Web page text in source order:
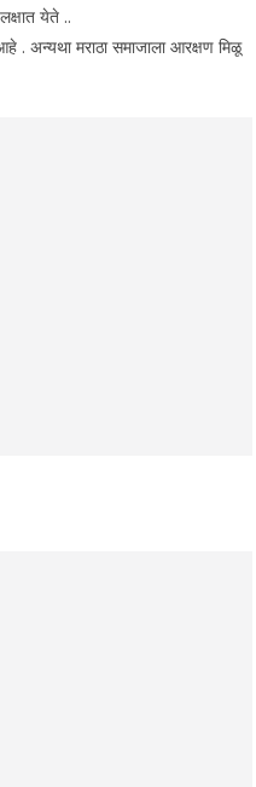
येते ..
. अन्यथा मराठा समाजाला आरक्षण मिळू